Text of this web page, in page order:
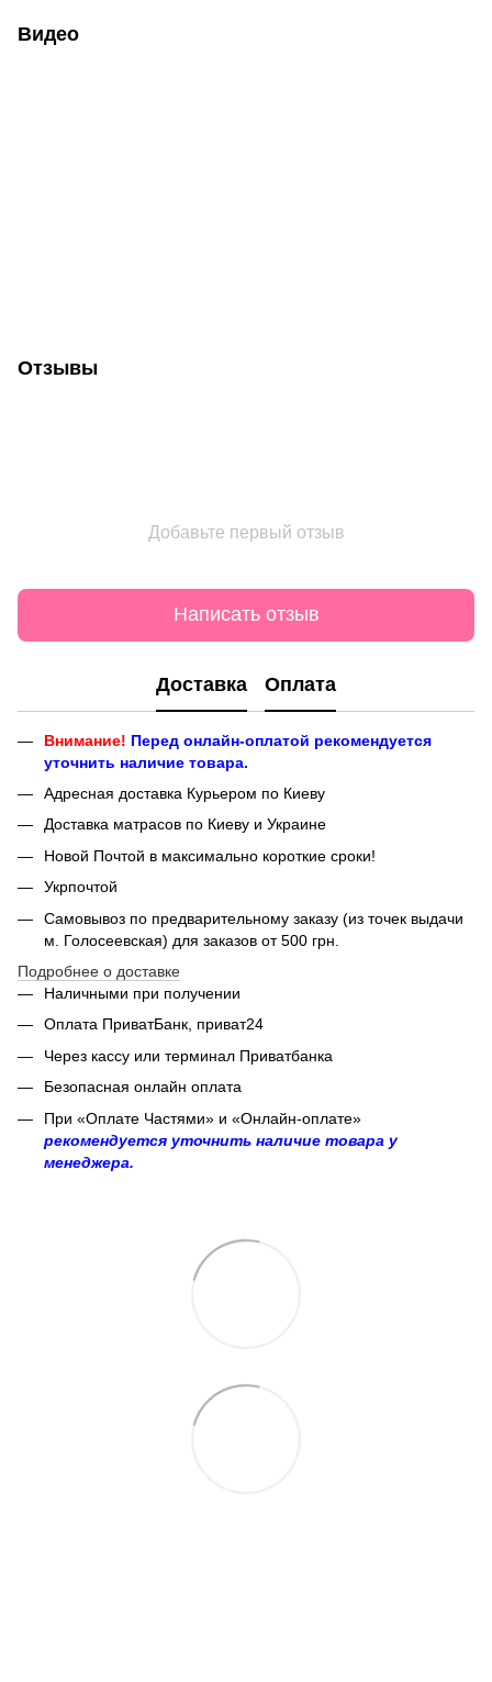
Видео
Отзывы
Добавьте первый отзыв
Написать отзыв
Доставка Оплата
Внимание! Перед онлайн-оплатой рекомендуется
уточнить наличие товара.
Адресная доставка Курьером по Киеву
Доставка матрасов по Киеву и Украине
Новой Почтой в максимально короткие сроки!
Укрпочтой
Самовывоз по предварительному заказу (из точек выдачи
м. Голосеевская) для заказов от 500 грн.
Подробнее о доставке
Наличными при получении
Оплата ПриватБанк, приват24
Через кассу или терминал Приватбанка
Безопасная онлайн оплата
При «Оплате Частями» и «Онлайн-оплате»
рекомендуется уточнить наличие товара у
менеджера.